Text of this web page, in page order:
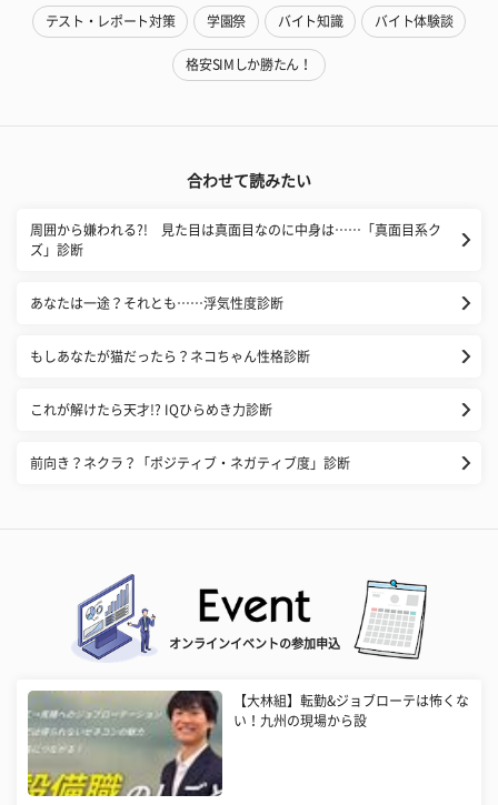
テスト・レポート対策 学園祭 バイト知識 バイト体験談
格安SIMしか勝たん！
合わせて読みたい
周囲から嫌われる?! 見た目は真面目なのに中身は……「真面目系ク
ズ」診断
あなたは一途？それとも……浮気性度診断
もしあなたが猫だったら？ネコちゃん性格診断
これが解けたら天才!? IQひらめき力診断
前向き？ネクラ？「ポジティブ・ネガティブ度」診断
オンラインイベントの参加申込
【大林組】転勤&ジョブローテは怖くな
い！九州の現場から設